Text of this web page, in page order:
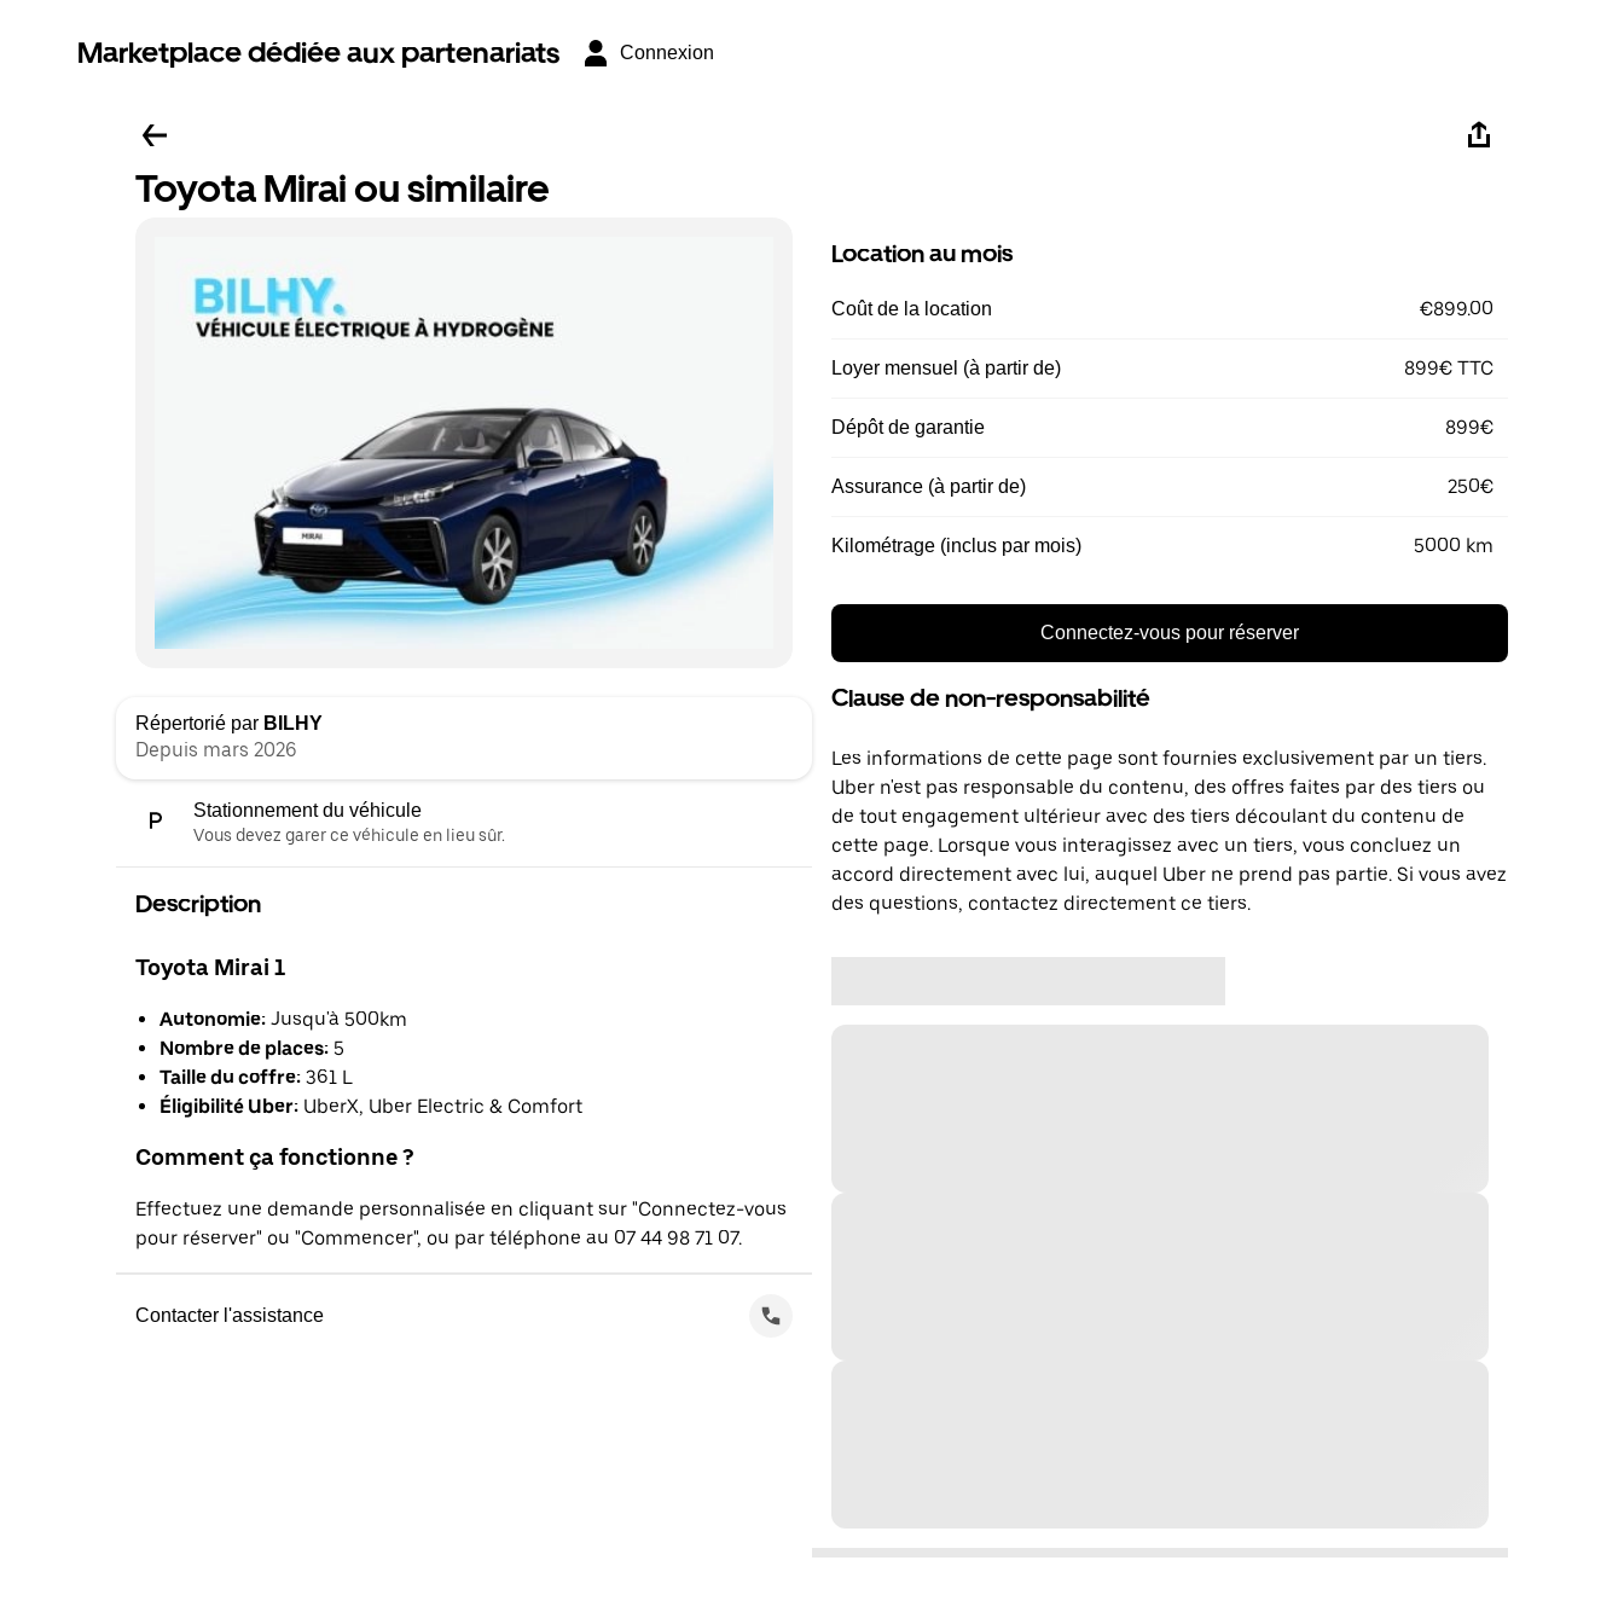
Marketplace dédiée aux partenariats Connexion
Toyota Mirai ou similaire
Répertorié par BILHY
Depuis mars 2026
Stationnement du véhicule
Vous devez garer ce véhicule en lieu sûr.
Description
Toyota Mirai 1
Autonomie: Jusqu'à 500km
Nombre de places: 5
Taille du coffre: 361 L
Éligibilité Uber: UberX, Uber Electric & Comfort
Comment ça fonctionne ?
Effectuez une demande personnalisée en cliquant sur "Connectez-vous
pour réserver" ou "Commencer", ou par téléphone au 07 44 98 71 07.
Contacter l'assistance
Location au mois
Coût de la location €899.00
Loyer mensuel (à partir de) 899€ TTC
Dépôt de garantie 899€
Assurance (à partir de) 250€
Kilométrage (inclus par mois) 5000 km
Connectez-vous pour réserver
Clause de non-responsabilité
Les informations de cette page sont fournies exclusivement par un tiers.
Uber n'est pas responsable du contenu, des offres faites par des tiers ou
de tout engagement ultérieur avec des tiers découlant du contenu de
cette page. Lorsque vous interagissez avec un tiers, vous concluez un
accord directement avec lui, auquel Uber ne prend pas partie. Si vous avez
des questions, contactez directement ce tiers.